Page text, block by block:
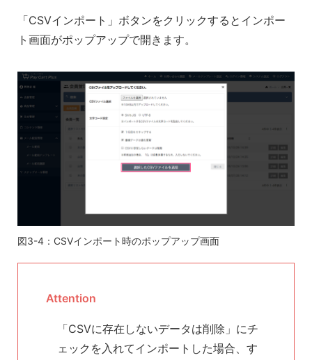
「CSVインポート」ボタンをクリックするとインポー
ト画面がポップアップで開きます。
図3-4：CSVインポート時のポップアップ画面
Attention
「CSVに存在しないデータは削除」にチ
ェックを入れてインポートした場合、す